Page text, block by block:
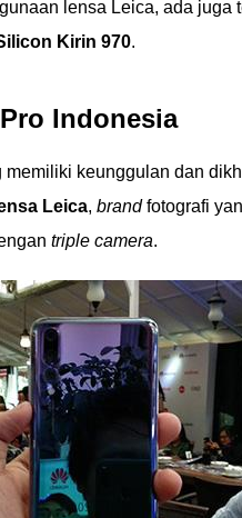
lensa Leica, ada juga
Kirin 970.
Indonesia
keunggulan dan
Leica, brandfotografi
triple camera.